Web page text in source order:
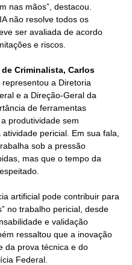
nas mãos”, destacou.
não resolve todos os
ser avaliada de acordo
e riscos.
Criminalista, Carlos
representou a Diretoria
e a Direção-Geral da
de ferramentas
produtividade sem
pericial. Em sua fala,
sob a pressão
mas que o tempo da
artificial pode contribuir para
no trabalho pericial, desde
e validação
ressaltou que a inovação
da prova técnica e do
Federal.